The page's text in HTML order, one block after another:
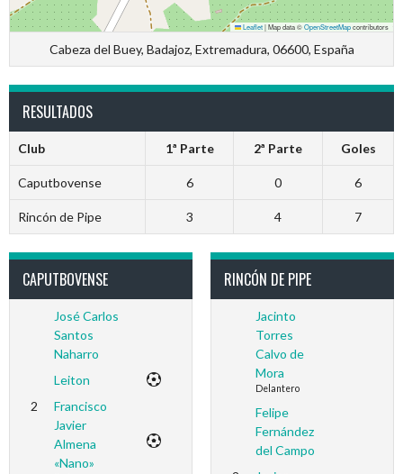
Leaflet|Map data ©OpenStreetMapcontributors
Cabeza del Buey, Badajoz, Extremadura, 06600, España
RESULTADOS
Club 1ª Parte 2ª Parte Goles
Caputbovense 6 0 6
Rincón de Pipe 3 4 7
CAPUTBOVENSE
José Carlos
Santos
Naharro
Leiton
2
Francisco
Javier
Almena
«Nano»
RINCÓN DE PIPE
Jacinto
Torres
Calvo de
Mora
Delantero
Felipe
Fernández
del Campo